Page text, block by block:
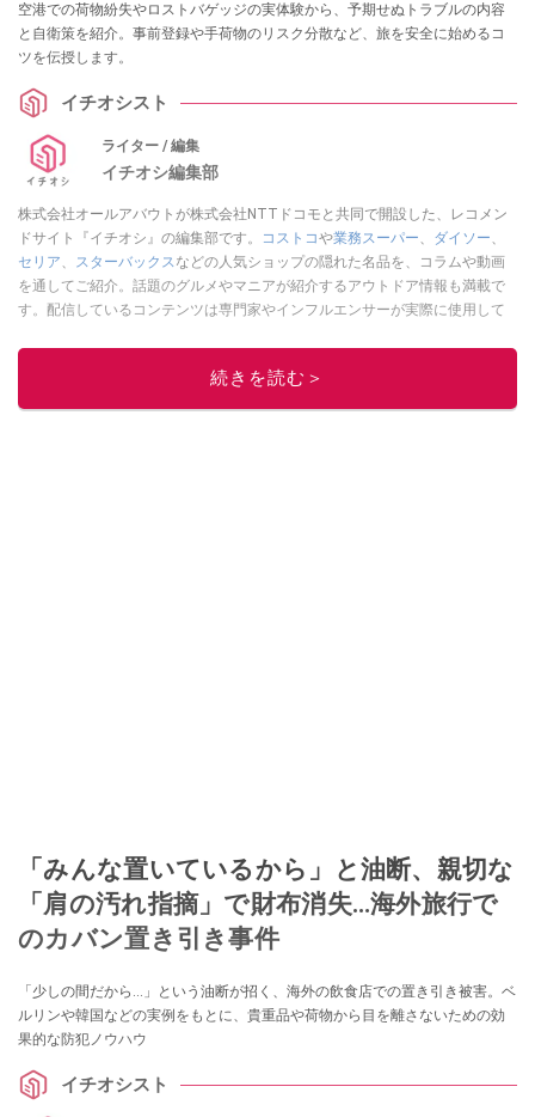
空港での荷物紛失やロストバゲッジの実体験から、予期せぬトラブルの内容
と自衛策を紹介。事前登録や手荷物のリスク分散など、旅を安全に始めるコ
ツを伝授します。
イチオシスト
ライター / 編集
イチオシ編集部
株式会社オールアバウトが株式会社NTTドコモと共同で開設した、レコメン
ドサイト『イチオシ』の編集部です。
コストコや業務スーパー、 ダイソー、
セリア、 スターバックスなどの人気ショップの隠れた名品を、コラムや動画
を通してご紹介。話題のグルメやマニアが紹介するアウトドア情報も満載で
す。配信しているコンテンツは専門家やインフルエンサーが実際に使用して
ニュースでフォロー
続きを読む＞
「みんな置いているから」と油断、親切な
「肩の汚れ指摘」で財布消失…海外旅行で
のカバン置き引き事件
「少しの間だから…」という油断が招く、海外の飲食店での置き引き被害。ベ
ルリンや韓国などの実例をもとに、貴重品や荷物から目を離さないための効
果的な防犯ノウハウ
イチオシスト